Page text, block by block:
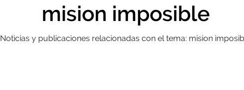
mision imposible
Noticias y publicaciones relacionadas con el tema: mision